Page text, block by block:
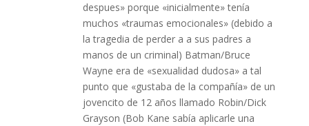
despues» porque «inicialmente» tenía
muchos «traumas emocionales» (debido a
la tragedia de perder a a sus padres a
manos de un criminal) Batman/Bruce
Wayne era de «sexualidad dudosa» a tal
punto que «gustaba de la compañía» de un
jovencito de 12 años llamado Robin/Dick
Grayson (Bob Kane sabía aplicarle una